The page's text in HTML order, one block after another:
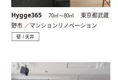
Hygge365 70㎡〜80㎡
東京都武蔵
野市 ／マンションリノベーション
壁 / 天井